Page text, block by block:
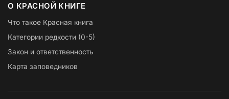
О КРАСНОЙ КНИГЕ
Что такое Красная книга
Категории редкости (0-5)
Закон и ответственность
Карта заповедников